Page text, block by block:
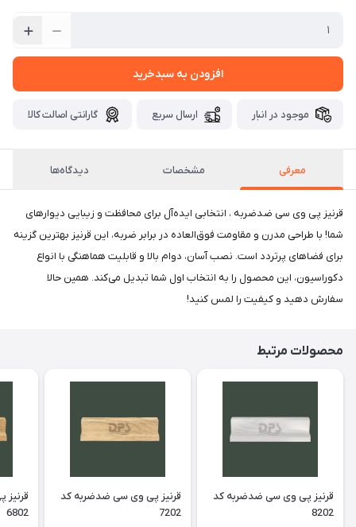
افزودن به سبدخرید
موجود در انبار ارسال سریع گارانتی اصالت کالا
معرفی مشخصات دیدگاه‌ها
قرنیز پی وی سی ضدضربه ، انتخابی ایده‌آل برای محافظت و زیبایی دیوارهای
شما! با طراحی مدرن و مقاومت فوق‌العاده در برابر ضربه، این قرنیز بهترین گزینه
برای فضاهای پرتردد است. نصب آسان، دوام بالا و قابلیت هماهنگی با انواع
دکوراسیون، این محصول را به انتخاب اول شما تبدیل می‌کند. همین حالا
سفارش دهید و کیفیت را لمس کنید!
محصولات مرتبط
قرنیز پی وی سی ضدضربه کد
8202
قرنیز پی وی سی ضدضربه کد
7202
6802